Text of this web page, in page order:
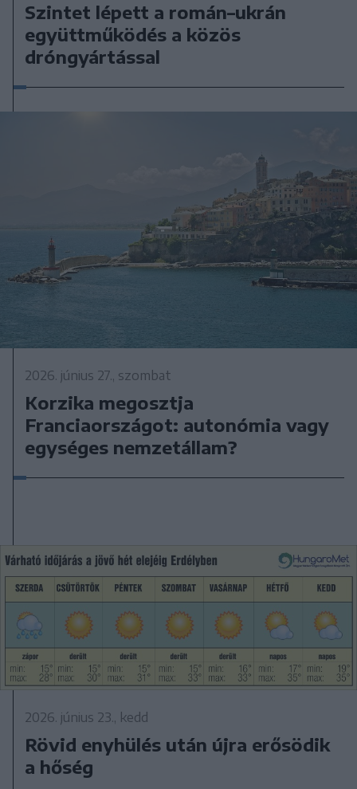
Szintet lépett a román–ukrán
együttműködés a közös
dróngyártással
2026. június 27., szombat
Korzika megosztja
Franciaországot: autonómia vagy
egységes nemzetállam?
2026. június 23., kedd
Rövid enyhülés után újra erősödik
a hőség